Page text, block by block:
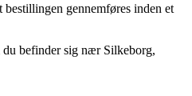
gennemføres inden et
du befinder sig nær Silkeborg,